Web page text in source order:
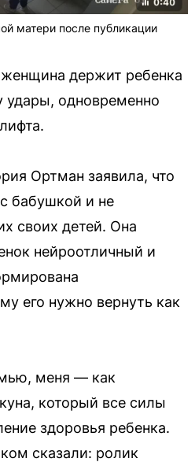
матери после публикации
держит ребенка
удары, одновременно
Ортман заявила, что
бабушкой и не
своих детей. Она
нейроотличный и
его нужно вернуть как
меня — как
который все силы
здоровья ребенка.
сказали: ролик